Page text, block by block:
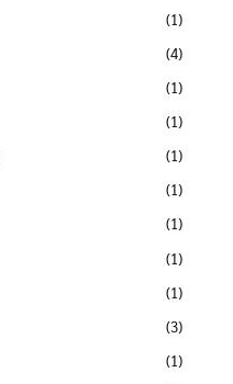
(1)
(4)
(1)
(1)
(1)
(1)
(1)
(1)
(1)
(3)
(1)